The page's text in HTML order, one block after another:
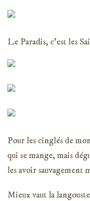
Le Paradis, c’est les
Pour les cinglés de
qui se mange, mais
les avoir sauvagement
Mieux vaut la